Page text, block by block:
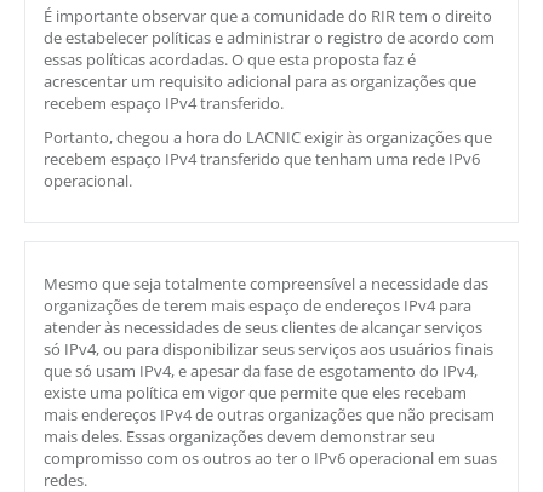
É importante observar que a comunidade do RIR tem o direito
de estabelecer políticas e administrar o registro de acordo com
essas políticas acordadas. O que esta proposta faz é
acrescentar um requisito adicional para as organizações que
recebem espaço IPv4 transferido.
Portanto, chegou a hora do LACNIC exigir às organizações que
recebem espaço IPv4 transferido que tenham uma rede IPv6
operacional.
Mesmo que seja totalmente compreensível a necessidade das
organizações de terem mais espaço de endereços IPv4 para
atender às necessidades de seus clientes de alcançar serviços
só IPv4, ou para disponibilizar seus serviços aos usuários finais
que só usam IPv4, e apesar da fase de esgotamento do IPv4,
existe uma política em vigor que permite que eles recebam
mais endereços IPv4 de outras organizações que não precisam
mais deles. Essas organizações devem demonstrar seu
compromisso com os outros ao ter o IPv6 operacional em suas
redes.